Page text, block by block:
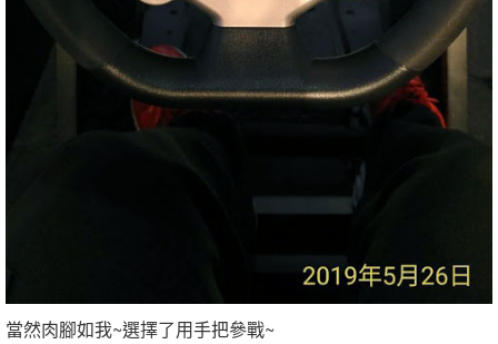
當然肉腳如我~選擇了用手把參戰~